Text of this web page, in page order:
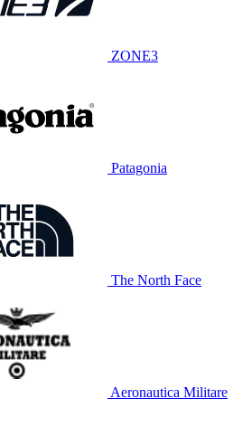
ZONE3
Patagonia
The North Face
Aeronautica Militare